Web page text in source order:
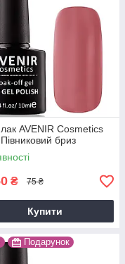
AVENIR Cosmetics
бриз
₴ 75 ₴
Купити
Подарунок